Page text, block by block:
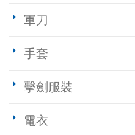
軍刀
手套
擊劍服裝
電衣